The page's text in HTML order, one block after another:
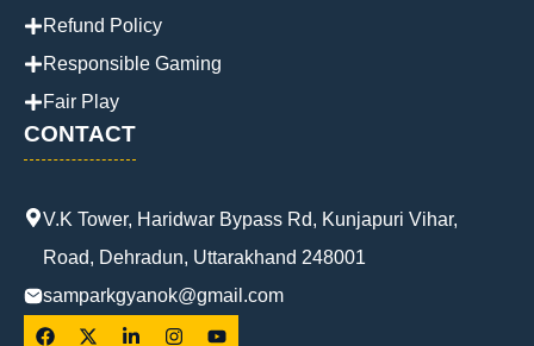
Refund Policy
Responsible Gaming
Fair Play
CONTACT
V.K Tower, Haridwar Bypass Rd, Kunjapuri Vihar,
Road, Dehradun, Uttarakhand 248001
samparkgyanok@gmail.com